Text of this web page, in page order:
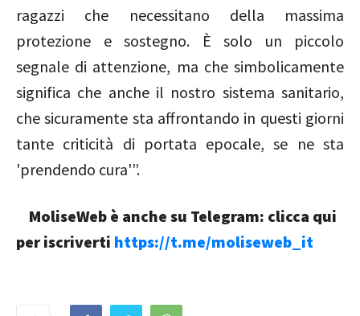
ragazzi che necessitano della massima
protezione e sostegno. È solo un piccolo
segnale di attenzione, ma che simbolicamente
significa che anche il nostro sistema sanitario,
che sicuramente sta affrontando in questi giorni
tante criticità di portata epocale, se ne sta
'prendendo cura'”.
MoliseWeb è anche su Telegram: clicca qui
per iscriverti https://t.me/moliseweb_it